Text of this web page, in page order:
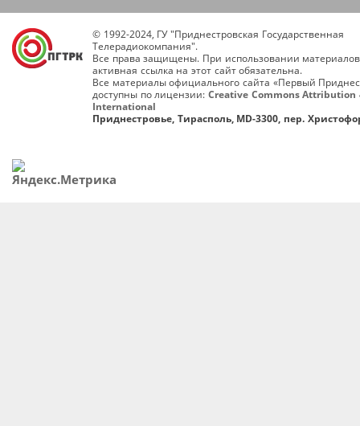
© 1992-2024, ГУ "Приднестровская Государственная
Телерадиокомпания".
Все права защищены. При использовании
активная ссылка на этот сайт обязательна.
Все материалы официального сайта «Первый
доступны по лицензии: Creative Commons Attribution
International
Приднестровье, Тирасполь, MD-3300, пер.